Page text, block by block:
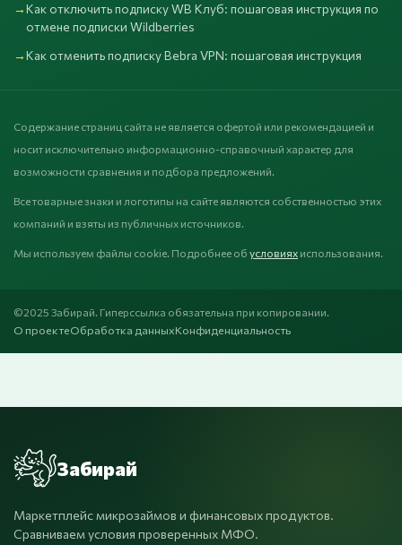
Как отключить подписку WB Клуб: пошаговая инструкция по
отмене подписки Wildberries
Как отменить подписку Bebra VPN: пошаговая инструкция
Содержание страниц сайта не является офертой или рекомендацией и
носит исключительно информационно-справочный характер для
возможности сравнения и подбора предложений.
Все товарные знаки и логотипы на сайте являются собственностью этих
компаний и взяты из публичных источников.
Мы используем файлы cookie. Подробнее об условиях использования.
©2025 Забирай. Гиперссылка обязательна при копировании.
О проектеОбработка данныхКонфиденциальность
Забирай
Маркетплейс микрозаймов и финансовых продуктов.
Сравниваем условия проверенных МФО.